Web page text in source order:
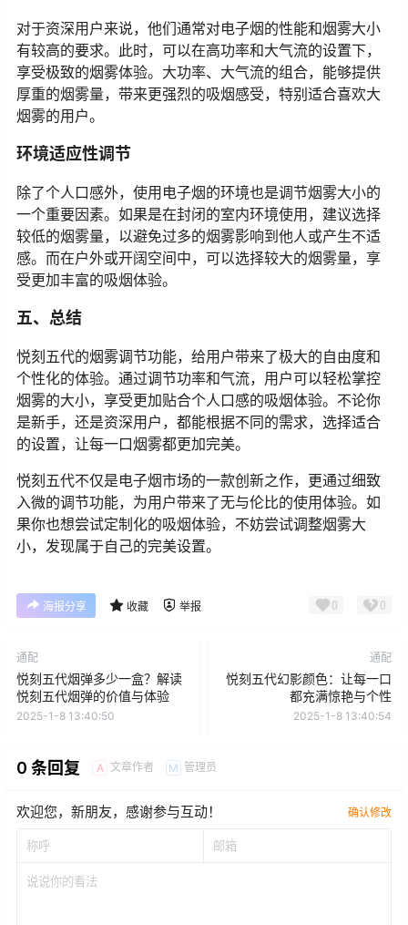
对于资深用户来说，他们通常对电子烟的性能和烟雾大小
有较高的要求。此时，可以在高功率和大气流的设置下，
享受极致的烟雾体验。大功率、大气流的组合，能够提供
厚重的烟雾量，带来更强烈的吸烟感受，特别适合喜欢大
烟雾的用户。
环境适应性调节
除了个人口感外，使用电子烟的环境也是调节烟雾大小的
一个重要因素。如果是在封闭的室内环境使用，建议选择
较低的烟雾量，以避免过多的烟雾影响到他人或产生不适
感。而在户外或开阔空间中，可以选择较大的烟雾量，享
受更加丰富的吸烟体验。
五、总结
悦刻五代的烟雾调节功能，给用户带来了极大的自由度和
个性化的体验。通过调节功率和气流，用户可以轻松掌控
烟雾的大小，享受更加贴合个人口感的吸烟体验。不论你
是新手，还是资深用户，都能根据不同的需求，选择适合
的设置，让每一口烟雾都更加完美。
悦刻五代不仅是电子烟市场的一款创新之作，更通过细致
入微的调节功能，为用户带来了无与伦比的使用体验。如
果你也想尝试定制化的吸烟体验，不妨尝试调整烟雾大
小，发现属于自己的完美设置。
海报分享 收藏 举报 0 0
通配
悦刻五代烟弹多少一盒？解读
悦刻五代烟弹的价值与体验
2025-1-8 13:40:50
通配
悦刻五代幻影颜色：让每一口
都充满惊艳与个性
2025-1-8 13:40:54
0 条回复 A 文章作者 M 管理员
欢迎您，新朋友，感谢参与互动！ 确认修改